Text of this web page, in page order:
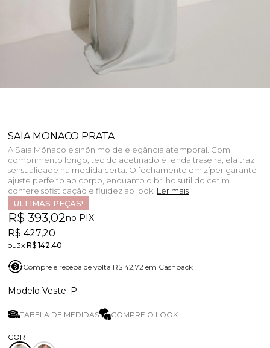
SAIA MONACO PRATA
A Saia Mônaco é sinônimo de elegância atemporal. Com
comprimento longo, tecido acetinado e fenda traseira, ela traz
sensualidade na medida certa. O fechamento em zíper garante
ajuste perfeito ao corpo, enquanto o brilho sutil do cetim
confere sofisticação e fluidez ao look. Ler mais
ÚLTIMAS PEÇAS!
R$ 393,02no PIX
R$ 427,20
3xR$ 142,40
Compre e receba de volta R$ 42,72 em Cashback
P
TABELA DE MEDIDAS COMPRE O LOOK